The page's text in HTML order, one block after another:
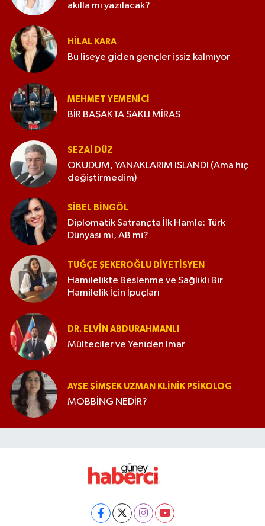
akılla mı yazılacak?
HILAL KARA
Bu liseye giden gençler işsiz kalmıyor
MEHMET YEMENICI
BİR BAŞAKTA SAKLI MİRAS
SEZAI DÜZ
OKUDUM, YANAKLARIM ISLANDI (Ama hiç
değiştirmedim)
SIBEL BINGÖL
Diplomatik Satrançta İlk Hamle: Türk
Dünyası mı, AB mi?
TUĞÇE ŞEKEROĞLU DIYETISYEN
Hamilelikte Beslenme ve Sağlıklı Bir
Hamilelik İçin İpuçları
DR. ELVIN ABDURAHMANLI
Mülteciler ve Yeniden İmar
AYŞE ŞIMŞEK UZMAN KLINIK PSIKOLOG
MOBBİNG NEDİR?